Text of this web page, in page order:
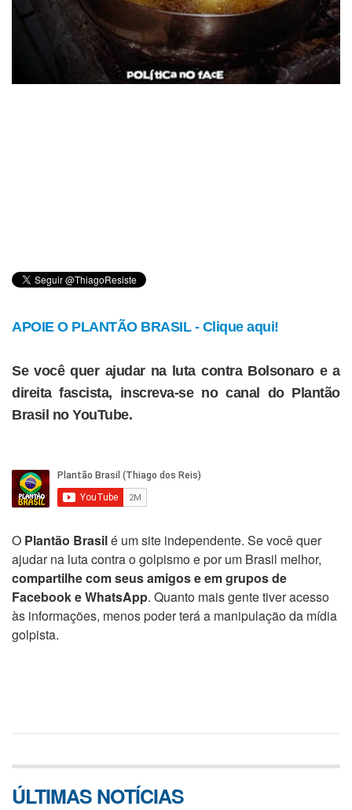
APOIE O PLANTÃO BRASIL - Clique aqui!
Se você quer ajudar na luta contra Bolsonaro e a
direita fascista, inscreva-se no canal do Plantão
Brasil no YouTube.
O Plantão Brasilé um site independente. Se você quer
ajudar na luta contra o golpismo e por um Brasil melhor,
compartilhe com seus amigos e em grupos de
Facebook e WhatsApp. Quanto mais gente tiver acesso
às informações, menos poder terá a manipulação da mídia
golpista.
ÚLTIMAS NOTÍCIAS